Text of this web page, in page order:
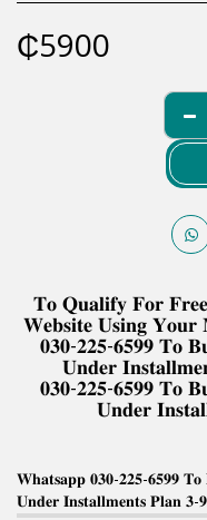
₵5900
𝐓𝐨 𝐐𝐮𝐚𝐥𝐢𝐟𝐲 𝐅𝐨𝐫
𝐖𝐞𝐛𝐬𝐢𝐭𝐞 𝐔𝐬𝐢𝐧𝐠
𝟎𝟑𝟎-𝟐𝟐𝟓-𝟔𝟓𝟗𝟗 𝐓𝐨
𝐔𝐧𝐝𝐞𝐫
𝟎𝟑𝟎-𝟐𝟐𝟓-𝟔𝟓𝟗𝟗 𝐓𝐨
𝐔𝐧𝐝𝐞𝐫
𝐖𝐡𝐚𝐭𝐬𝐚𝐩𝐩 𝟎𝟑𝟎-𝟐𝟐𝟓-𝟔𝟓𝟗𝟗 𝐓𝐨
𝐔𝐧𝐝𝐞𝐫 𝐈𝐧𝐬𝐭𝐚𝐥𝐥𝐦𝐞𝐧𝐭𝐬 𝐏𝐥𝐚𝐧